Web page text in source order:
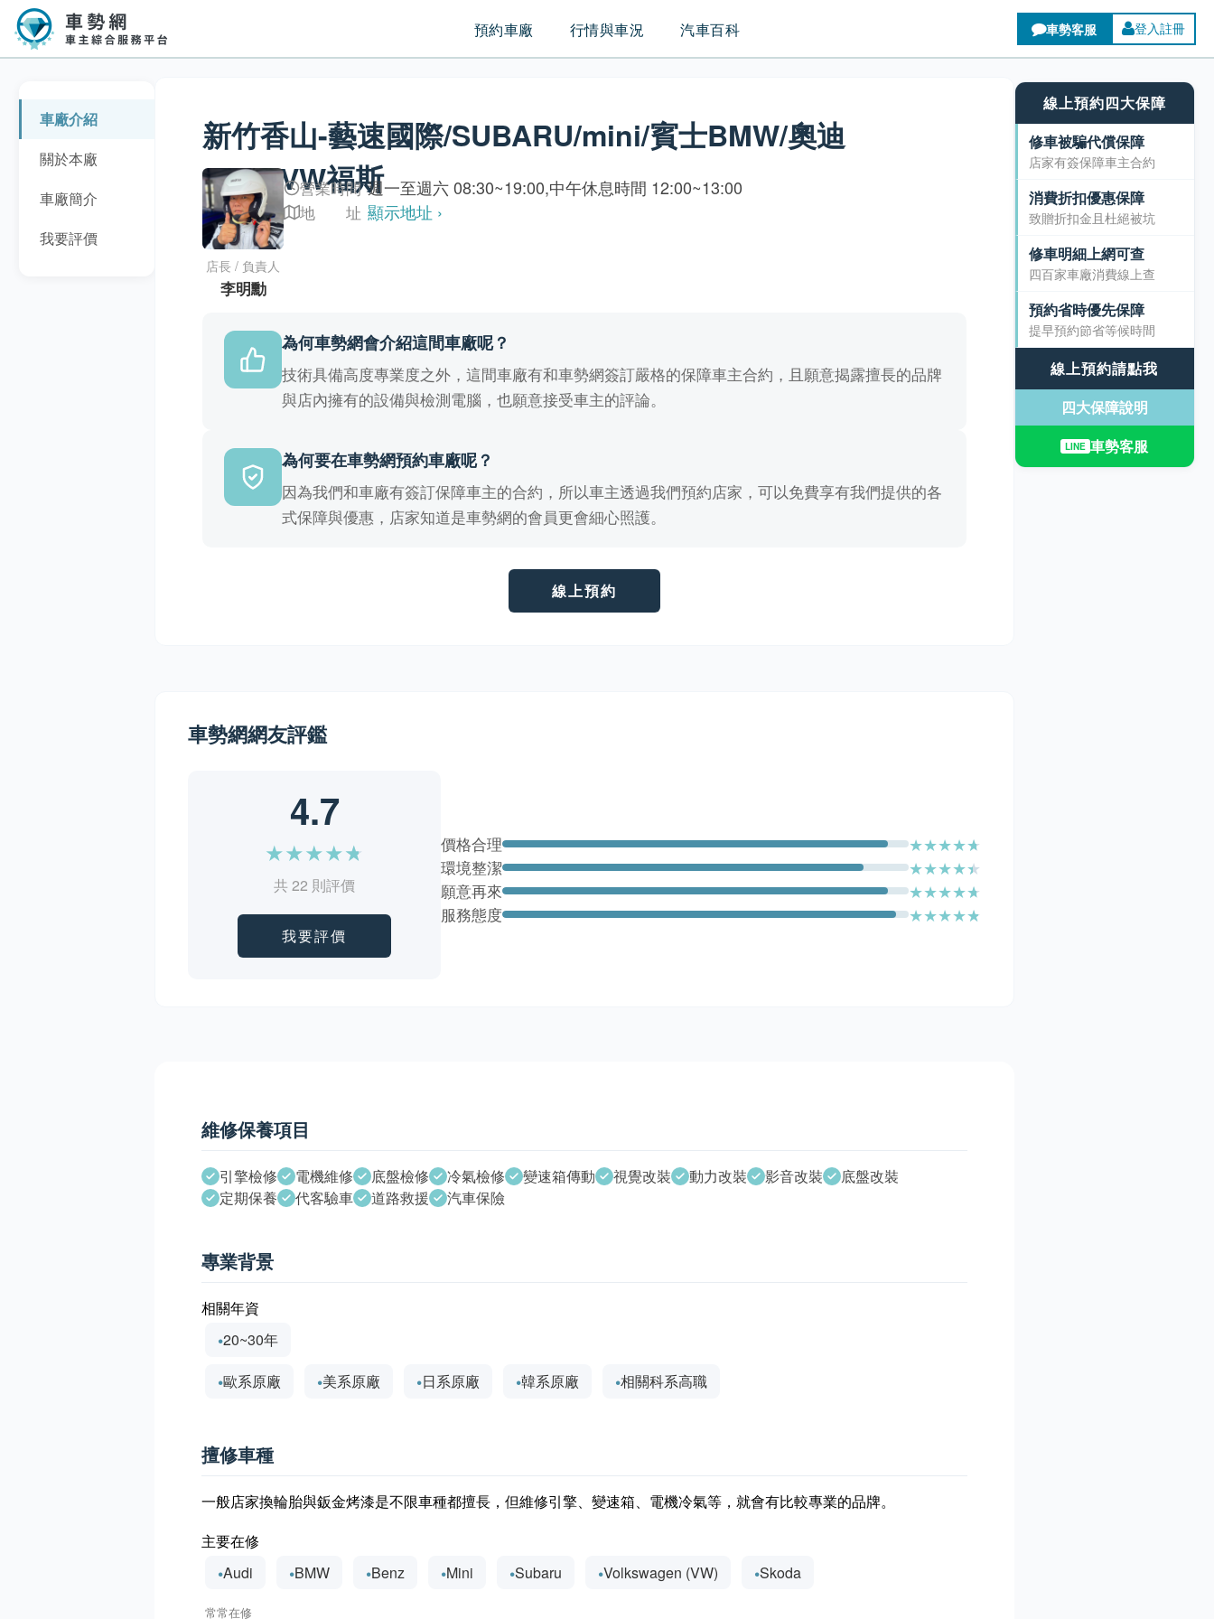
登入註冊
預約車廠 行情與車況 汽車百科
車廠介紹
關於本廠
車廠簡介
我要評價
新竹香山-藝速國際/SUBARU/mini/賓士BMW/奧迪
AUDI/VW福斯
店長 / 負責人
李明勳
營業時間 週一至週六 08:30~19:00,中午休息時間 12:00~13:00
地 址 顯示地址 ›
為何車勢網會介紹這間車廠呢？
技術具備高度專業度之外，這間車廠有和車勢網簽訂嚴格的保障車主合約，且願意揭露擅長的品牌
與店內擁有的設備與檢測電腦，也願意接受車主的評論。
為何要在車勢網預約車廠呢？
因為我們和車廠有簽訂保障車主的合約，所以車主透過我們預約店家，可以免費享有我們提供的各
式保障與優惠，店家知道是車勢網的會員更會細心照護。
線上預約
車勢網網友評鑑
4.7
★★★★★
共 22 則評價
我要評價
價格合理 ★★★★★
環境整潔 ★★★★★
願意再來 ★★★★★
服務態度 ★★★★★
維修保養項目
引擎檢修 電機維修 底盤檢修 冷氣檢修 變速箱傳動 視覺改裝 動力改裝 影音改裝
底盤改裝
定期保養
代客驗車 道路救援 汽車保險
專業背景
相關年資
20~30年
歐系原廠
美系原廠 日系原廠 韓系原廠 相關科系高職
擅修車種
一般店家換輪胎與鈑金烤漆是不限車種都擅長，但維修引擎、變速箱、電機冷氣等，就會有比較專業的品牌。
主要在修
Audi
BMW Benz Mini Subaru Volkswagen (VW) Skoda
常常在修
線上預約四大保障
修車被騙代償保障
店家有簽保障車主合約
消費折扣優惠保障
致贈折扣金且杜絕被坑
修車明細上網可查
四百家車廠消費線上查
預約省時優先保障
提早預約節省等候時間
線上預約請點我
四大保障說明
LINE 車勢客服